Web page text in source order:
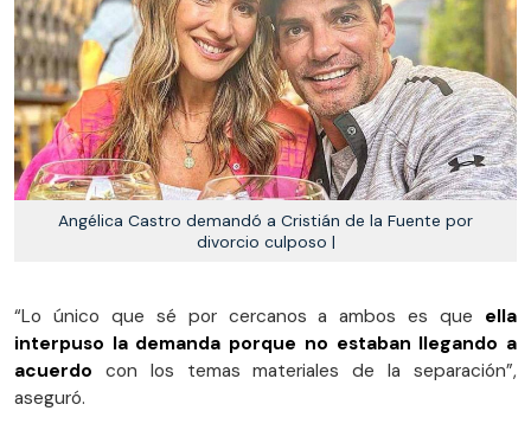
Angélica Castro demandó a Cristián de la Fuente por
divorcio culposo |
“Lo único que sé por cercanos a ambos es que ella
interpuso la demanda porque no estaban llegando a
acuerdo con los temas materiales de la separación”,
aseguró.